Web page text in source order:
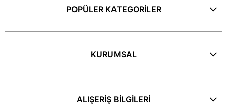
POPÜLER KATEGORİLER
KURUMSAL
ALIŞERİŞ BİLGİLERİ